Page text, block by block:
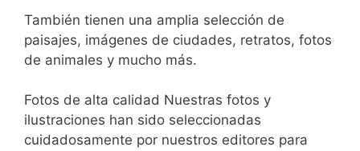
También tienen una amplia selección de
paisajes, imágenes de ciudades, retratos, fotos
de animales y mucho más.
Fotos de alta calidad Nuestras fotos y
ilustraciones han sido seleccionadas
cuidadosamente por nuestros editores para